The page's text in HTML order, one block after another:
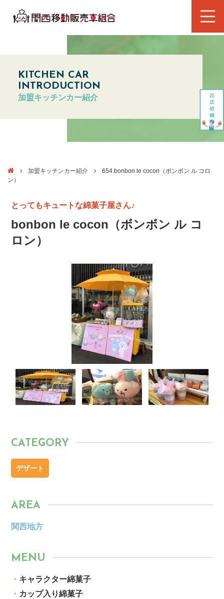
KITCHEN CAR
INTRODUCTION
加盟キッチンカー紹介
加盟キッチンカー紹介
654.bonbon le cocon（ボンボン ル コロ
ン）
とってもキュートな綿菓子屋さん♪
bonbon le cocon（ボンボン ル コ
ロン）
CATEGORY
デザート
AREA
関西地方
MENU
・ キャラクター綿菓子
・ カップ入り綿菓子